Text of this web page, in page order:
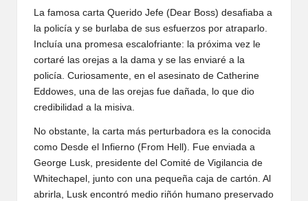
La famosa carta Querido Jefe (Dear Boss) desafiaba a
la policía y se burlaba de sus esfuerzos por atraparlo.
Incluía una promesa escalofriante: la próxima vez le
cortaré las orejas a la dama y se las enviaré a la
policía. Curiosamente, en el asesinato de Catherine
Eddowes, una de las orejas fue dañada, lo que dio
credibilidad a la misiva.
No obstante, la carta más perturbadora es la conocida
como Desde el Infierno (From Hell). Fue enviada a
George Lusk, presidente del Comité de Vigilancia de
Whitechapel, junto con una pequeña caja de cartón. Al
abrirla, Lusk encontró medio riñón humano preservado